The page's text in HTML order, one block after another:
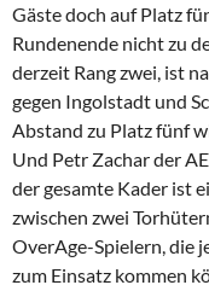
Gäste doch auf Platz
Rundenende nicht zu
derzeit Rang zwei, ist
gegen Ingolstadt und
Abstand zu Platz fünf
Und Petr Zachar der
der gesamte Kader ist
zwischen zwei
OverAge-Spielern, die
zum Einsatz kommen